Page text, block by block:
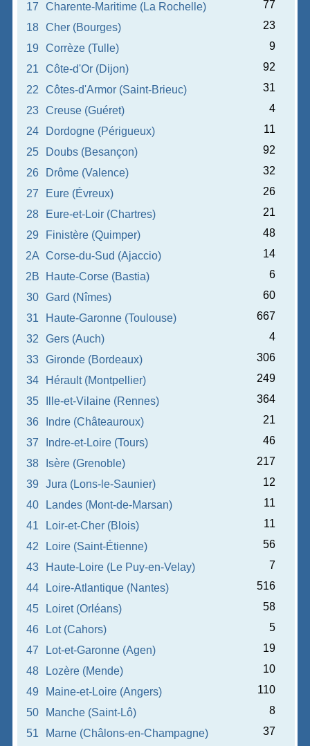
17 Charente-Maritime (La Rochelle)
77
18
Cher (Bourges)
23
19
Corrèze (Tulle)
9
21
Côte-d'Or (Dijon)
92
22
Côtes-d'Armor (Saint-Brieuc)
31
23
Creuse (Guéret)
4
24
Dordogne (Périgueux)
11
25
Doubs (Besançon)
92
26
Drôme (Valence)
32
27
Eure (Évreux)
26
28
Eure-et-Loir (Chartres)
21
29
Finistère (Quimper)
48
2A Corse-du-Sud (Ajaccio)
14
2B
Haute-Corse (Bastia)
6
30
Gard (Nîmes)
60
31
Haute-Garonne (Toulouse)
667
32
Gers (Auch)
4
33
Gironde (Bordeaux)
306
34
Hérault (Montpellier)
249
35
Ille-et-Vilaine (Rennes)
364
36
Indre (Châteauroux)
21
37
Indre-et-Loire (Tours)
46
38
Isère (Grenoble)
217
39
Jura (Lons-le-Saunier)
12
40
Landes (Mont-de-Marsan)
11
41
Loir-et-Cher (Blois)
11
42
Loire (Saint-Étienne)
56
43
Haute-Loire (Le Puy-en-Velay)
7
44
Loire-Atlantique (Nantes)
516
45
Loiret (Orléans)
58
46
Lot (Cahors)
5
47
Lot-et-Garonne (Agen)
19
48
Lozère (Mende)
10
49
Maine-et-Loire (Angers)
110
50
Manche (Saint-Lô)
8
51
Marne (Châlons-en-Champagne)
37